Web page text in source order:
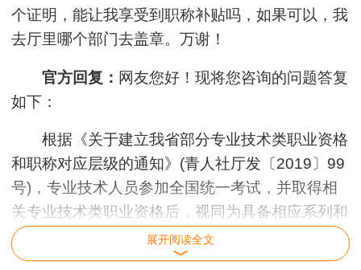
个证明，能让我享受到职称补贴吗，如果可以，我
去厅里哪个部门去盖章。万谢！
官方回复： 网友您好！现将您咨询的问题答复
如下：
根据《关于建立我省部分专业技术类职业资格
和职称对应层级的通知》(青人社厅发〔2019〕99
号)，专业技术人员参加全国统一考试，并取得相
关专业技术类职业资格后，视同为具备相应系列和
层级的职称。不重复参加与之对应专业层级的职称
评审（认定），不另发、补发、换发职称证书。职
展开阅读全文